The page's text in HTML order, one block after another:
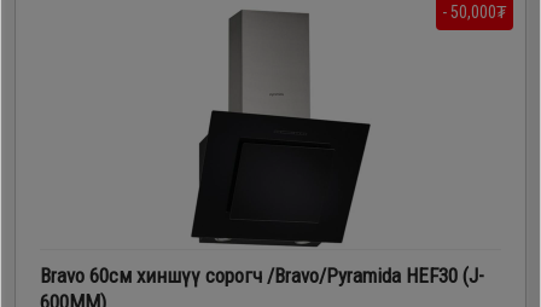
- 50,000₮
Bravo 60см хиншүү сорогч /Bravo/Pyramida HEF30 (J-
600MM)